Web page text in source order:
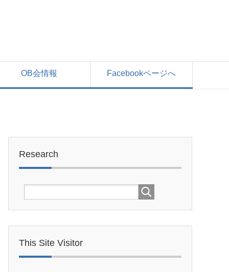
OB会情報 Facebookページへ
Research
This Site Visitor